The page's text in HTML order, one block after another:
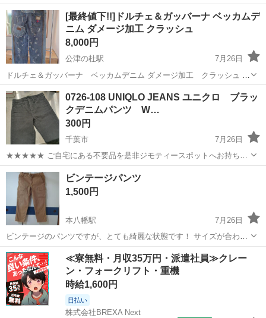
みしませんか？ 家電、趣味・スポーツ・レジャー用品、こども用品、
衣料服飾品、生活雑貨、家具、本、CD・DVDなどが無料でまとめて持
ち込めます！ ※詳細はこ...
千葉 千葉市 ジーンズ/デニム スキニー
[最終値下!!]ドルチェ＆ガッバーナ ベッカムデ
ニム ダメージ加工 クラッシュ
8,000円
公津の杜駅
7月26日
ドルチェ＆ガッバーナ ベッカムデニム ダメージ加工 クラッシュ ウ
エスト50です キズ汚れはあります ３Ｎお願いします
千葉 富里市 ドルチェ
0726-108 UNIQLO JEANS ユニクロ ブラッ
クデニムパンツ W…
300円
千葉市
7月26日
★★★★★ ご自宅にある不要品を是非ジモティースポットへお持ち込
みしませんか？ 家電、趣味・スポーツ・レジャー用品、こども用品、
衣料服飾品、生活雑貨、家具、本、CD・DVDなどが無料でまとめて持
ち込めます！ ※詳細はこ...
千葉 千葉市 ジーンズ/デニム
ビンテージパンツ
1,500円
本八幡駅
7月26日
ビンテージのパンツですが、とても綺麗な状態です！ サイズが合わな
くなり出品します！ ポケットの中に秘密の、ポケットあり とても楽し
めるパンツです。 生地も、しっかりしています。
千葉 市川市 本八幡駅 ジーンズ/デニム ビンテージ
≪寮無料・月収35万円・派遣社員≫クレー
ン・フォークリフト・重機
時給1,600円
日払い
株式会社BREXA Next